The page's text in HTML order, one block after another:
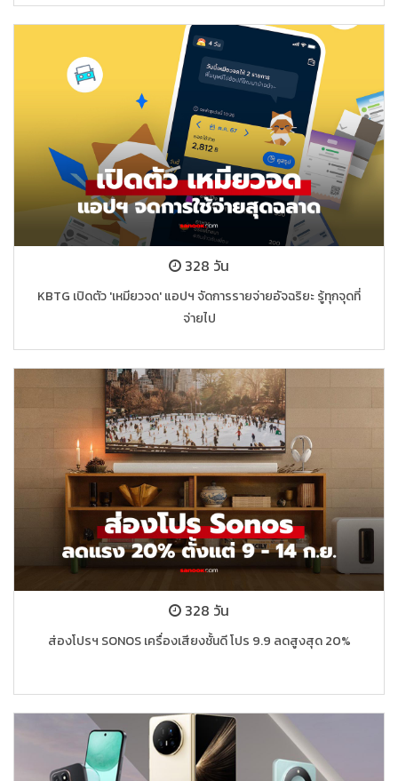
328 วัน
KBTG เปิดตัว 'เหมียวจด' แอปฯ จัดการรายจ่ายอัจฉริยะ รู้ทุกจุดที่
จ่ายไป
328 วัน
ส่องโปรฯ SONOS เครื่องเสียงชั้นดี โปร 9.9 ลดสูงสุด 20%